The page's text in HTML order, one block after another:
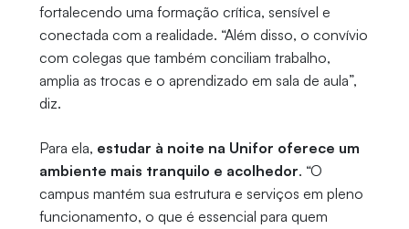
fortalecendo uma formação crítica, sensível e
conectada com a realidade. “Além disso, o convívio
com colegas que também conciliam trabalho,
amplia as trocas e o aprendizado em sala de aula”,
diz.
Para ela, estudar à noite na Unifor oferece um
ambiente mais tranquilo e acolhedor. “O
campus mantém sua estrutura e serviços em pleno
funcionamento, o que é essencial para quem